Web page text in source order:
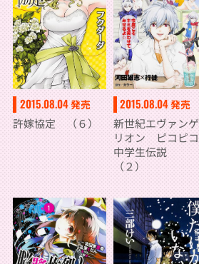
2015.08.04発売
許嫁協定 （６）
2015.08.04発売
新世紀エヴァンゲ
リオン ピコピコ
中学生伝説
（２）